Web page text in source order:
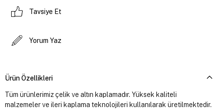
Tavsiye Et
Yorum Yaz
Ürün Özellikleri
Tüm ürünlerimiz çelik ve altın kaplamadır. Yüksek kaliteli
malzemeler ve ileri kaplama teknolojileri kullanılarak üretilmektedir.